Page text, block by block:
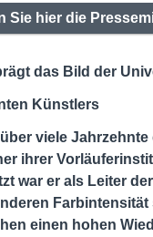
Sie hier die
das Bild der
Künstlers
viele
ihrer
war er als Leiter
Farbintensität
einen hohen